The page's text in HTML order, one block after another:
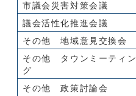
市議会災害対策会議
議会活性化推進会議
その他 地域意見交換会
その他 タウンミーティン
グ
その他 政策討論会